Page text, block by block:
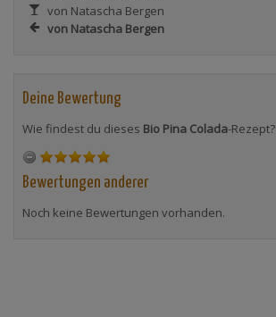
von Natascha Bergen
von Natascha Bergen
Deine Bewertung
Wie findest du dieses Bio Pina Colada-Rezept?
Bewertungen anderer
Noch keine Bewertungen vorhanden.